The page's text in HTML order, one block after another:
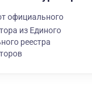
официального
из Единого
реестра